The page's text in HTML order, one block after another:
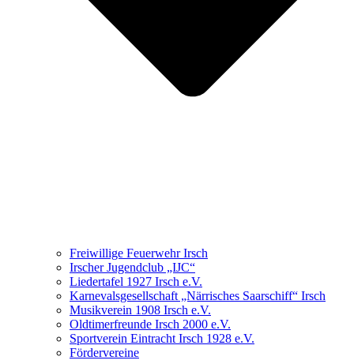
Freiwillige Feuerwehr Irsch
Irscher Jugendclub „IJC“
Liedertafel 1927 Irsch e.V.
Karnevalsgesellschaft „Närrisches Saarschiff“ Irsch
Musikverein 1908 Irsch e.V.
Oldtimerfreunde Irsch 2000 e.V.
Sportverein Eintracht Irsch 1928 e.V.
Fördervereine